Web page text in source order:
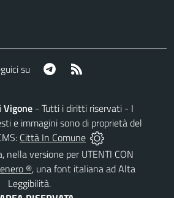
su Telegram
Vigone - Tutti i diritti riservati - I
e immagini sono di proprietà del
Città In Comune
nella versione per UTENTI CON
®, una font italiana ad Alta
Leggibilità.